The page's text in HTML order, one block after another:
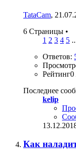
TataCam,
6 Страницы •
1 2 3 4 5
Ответов:
Рейтинг0
Последнее
kelip
Как